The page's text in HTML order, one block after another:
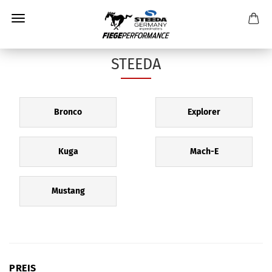
STEEDA
Bronco Explorer
Kuga Mach-E
Mustang
PREIS
PREIS